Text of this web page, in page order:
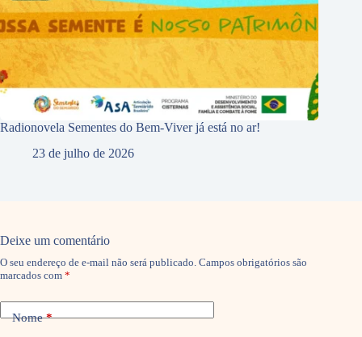
Radionovela Sementes do Bem-Viver já está no ar!
23 de julho de 2026
Deixe um comentário
O seu endereço de e-mail não será publicado. Campos obrigatórios são
marcados com *
Nome*